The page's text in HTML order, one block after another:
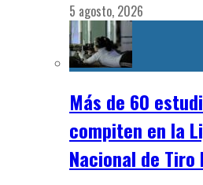
5 agosto, 2026
Más de 60
compiten en la
Nacional de Tiro